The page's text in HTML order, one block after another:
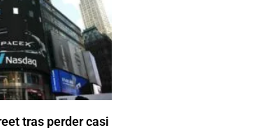
tras perder casi